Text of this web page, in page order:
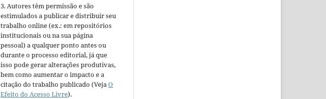
3. Autores têm permissão e são
estimulados a publicar e distribuir seu
trabalho online (ex.: em repositórios
institucionais ou na sua página
pessoal) a qualquer ponto antes ou
durante o processo editorial, já que
isso pode gerar alterações produtivas,
bem como aumentar o impacto e a
citação do trabalho publicado (VejaO
Efeito do Acesso Livre).